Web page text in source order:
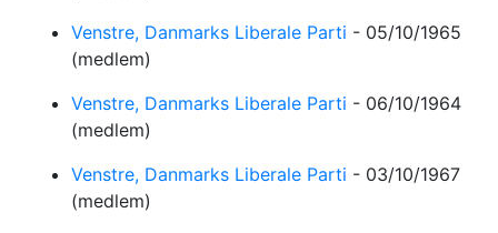
Venstre, Danmarks Liberale Parti - 05/10/1965
(medlem)
Venstre, Danmarks Liberale Parti - 06/10/1964
(medlem)
Venstre, Danmarks Liberale Parti - 03/10/1967
(medlem)